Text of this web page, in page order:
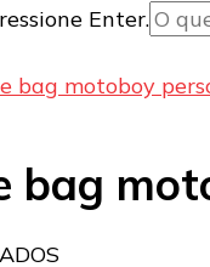
Enter.
bag motoboy
bag